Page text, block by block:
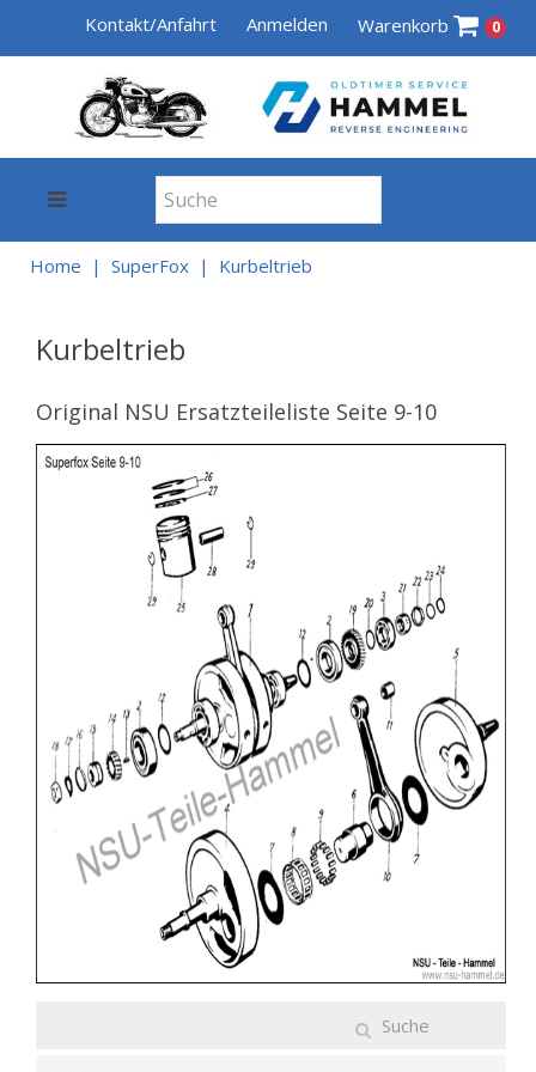
Kontakt/Anfahrt Anmelden Warenkorb 0
Home SuperFox Kurbeltrieb
Kurbeltrieb
Original NSU Ersatzteileliste Seite 9-10